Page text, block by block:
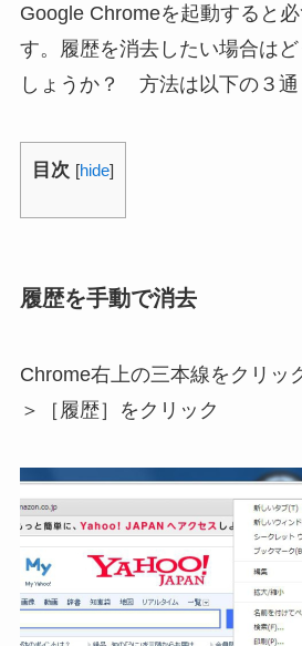
Google Chromeを起動すると
す。履歴を消去したい場合は
しょうか？ 方法は以下の３通
目次 [hide]
履歴を手動で消去
Chrome右上の三本線をクリッ
＞［履歴］をクリック